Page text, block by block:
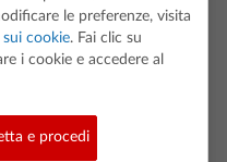
Incorporated.
le preferenze, visita
cookie. Fai clic su
i cookie e accedere al
e procedi